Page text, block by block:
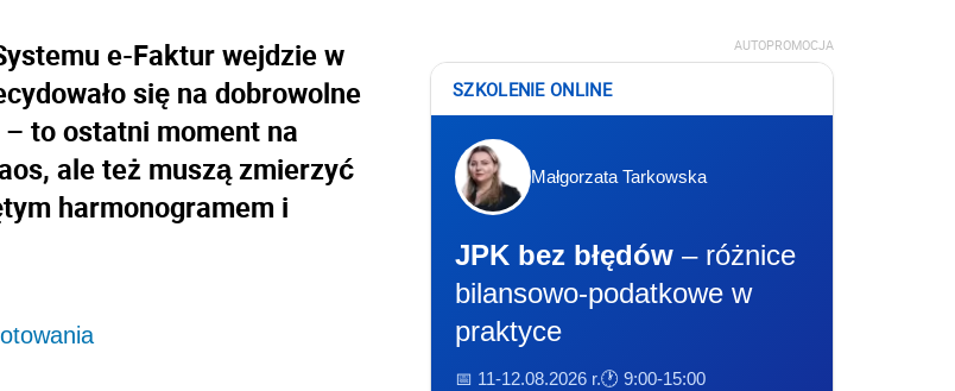
e-Faktur wejdzie w
się na dobrowolne
to ostatni moment na
ale też muszą zmierzyć
harmonogramem i
AUTOPROMOCJA
SZKOLENIE ONLINE
Małgorzata Tarkowska
JPK bez błędów – różnice
bilansowo-podatkowe w
praktyce
📅 11-12.08.2026 r.🕐 9:00-15:00